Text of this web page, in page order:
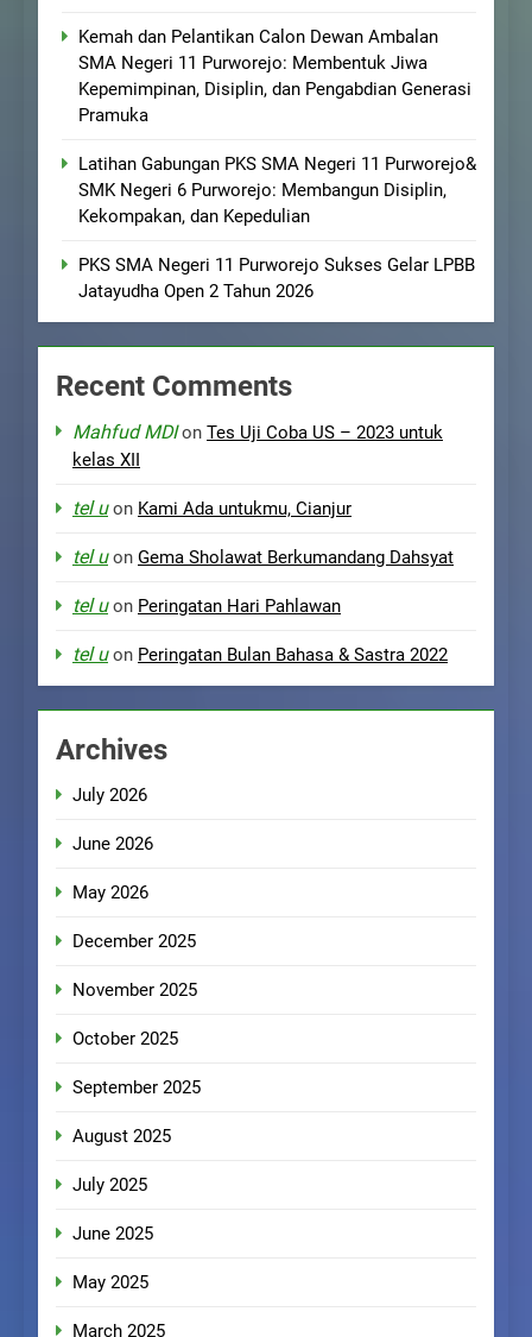
Kemah dan Pelantikan Calon Dewan Ambalan
SMA Negeri 11 Purworejo: Membentuk Jiwa
Kepemimpinan, Disiplin, dan Pengabdian Generasi
Pramuka
Latihan Gabungan PKS SMA Negeri 11 Purworejo&
SMK Negeri 6 Purworejo: Membangun Disiplin,
Kekompakan, dan Kepedulian
PKS SMA Negeri 11 Purworejo Sukses Gelar LPBB
Jatayudha Open 2 Tahun 2026
Recent Comments
Mahfud MDIon Tes Uji Coba US – 2023 untuk
kelas XII
tel uon Kami Ada untukmu, Cianjur
tel uon Gema Sholawat Berkumandang Dahsyat
tel uon Peringatan Hari Pahlawan
tel uon Peringatan Bulan Bahasa & Sastra 2022
Archives
July 2026
June 2026
May 2026
December 2025
November 2025
October 2025
September 2025
August 2025
July 2025
June 2025
May 2025
March 2025